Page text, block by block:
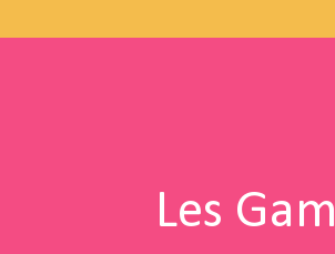
Les